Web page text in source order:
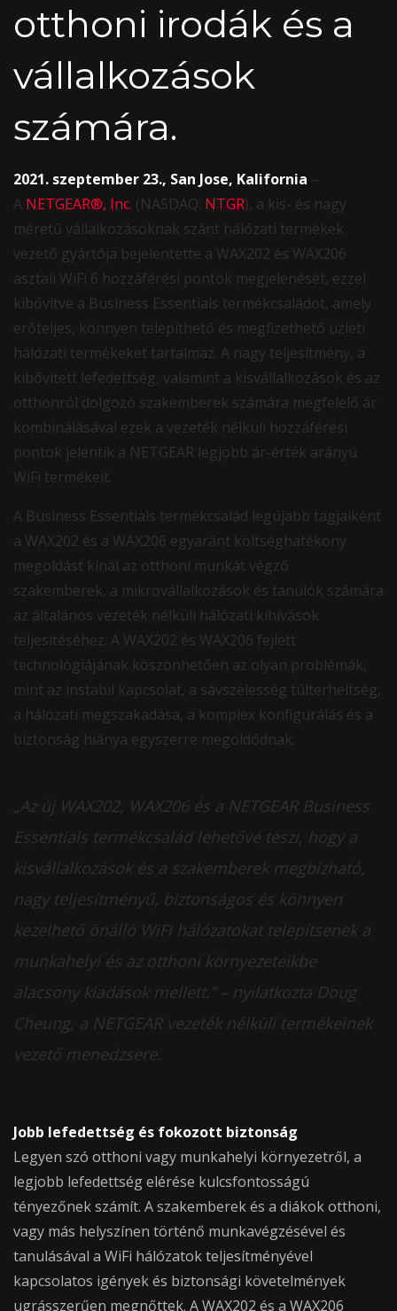
otthoni irodák és a
vállalkozások
számára.
2021. szeptember 23., San Jose, Kalifornia –
A NETGEAR®, Inc. (NASDAQ: NTGR), a kis- és nagy
méretű vállalkozásoknak szánt hálózati termékek
vezető gyártója bejelentette a WAX202 és WAX206
asztali WiFi 6 hozzáférési pontok megjelenését, ezzel
kibővítve a Business Essentials termékcsaládot, amely
erőteljes, könnyen telepíthető és megfizethető üzleti
hálózati termékeket tartalmaz. A nagy teljesítmény, a
kibővített lefedettség, valamint a kisvállalkozások és az
otthonról dolgozó szakemberek számára megfelelő ár
kombinálásával ezek a vezeték nélküli hozzáférési
pontok jelentik a NETGEAR legjobb ár-érték arányú
WiFi termékeit.
A Business Essentials termékcsalád legújabb tagjaiként
a WAX202 és a WAX206 egyaránt költséghatékony
megoldást kínál az otthoni munkát végző
szakemberek, a mikrovállalkozások és tanulók számára
az általános vezeték nélküli hálózati kihívások
teljesítéséhez. A WAX202 és WAX206 fejlett
technológiájának köszönhetően az olyan problémák,
mint az instabil kapcsolat, a sávszélesség túlterheltség,
a hálózati megszakadása, a komplex konfigurálás és a
biztonság hiánya egyszerre megoldódnak.
„Az új WAX202, WAX206 és a NETGEAR Business
Essentials termékcsalád lehetővé teszi, hogy a
kisvállalkozások és a szakemberek megbízható,
nagy teljesítményű, biztonságos és könnyen
kezelhető önálló WiFi hálózatokat telepítsenek a
munkahelyi és az otthoni környezeteikbe
alacsony kiadások mellett.” – nyilatkozta Doug
Cheung, a NETGEAR vezeték nélküli termékeinek
vezető menedzsere.
Jobb lefedettség és fokozott biztonság
Legyen szó otthoni vagy munkahelyi környezetről, a
legjobb lefedettség elérése kulcsfontosságú
tényezőnek számít. A szakemberek és a diákok otthoni,
vagy más helyszínen történő munkavégzésével és
tanulásával a WiFi hálózatok teljesítményével
kapcsolatos igények és biztonsági követelmények
ugrásszerűen megnőttek. A WAX202 és a WAX206